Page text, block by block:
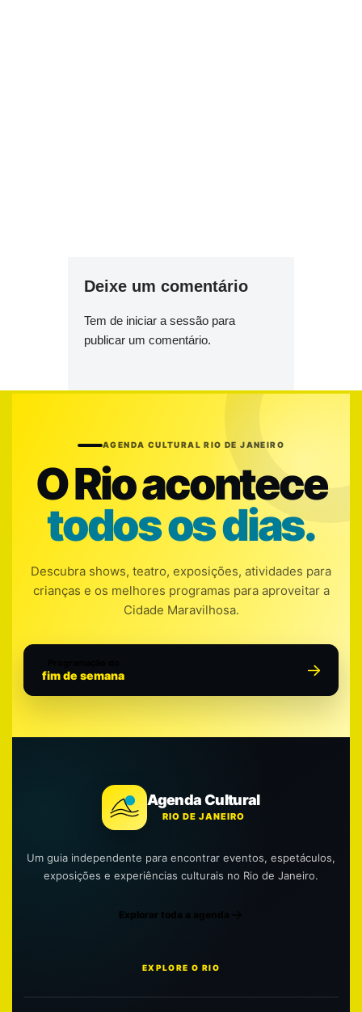
Deixe um comentário
Tem de iniciar a sessão para
publicar um comentário.
AGENDA CULTURAL RIO DE JANEIRO
O Rio acontece
todos os dias.
Descubra shows, teatro, exposições, atividades para
crianças e os melhores programas para aproveitar a
Cidade Maravilhosa.
fim de semana
Agenda Cultural
RIO DE JANEIRO
Um guia independente para encontrar eventos, espetáculos,
exposições e experiências culturais no Rio de Janeiro.
Explorar toda a agenda
EXPLORE O RIO